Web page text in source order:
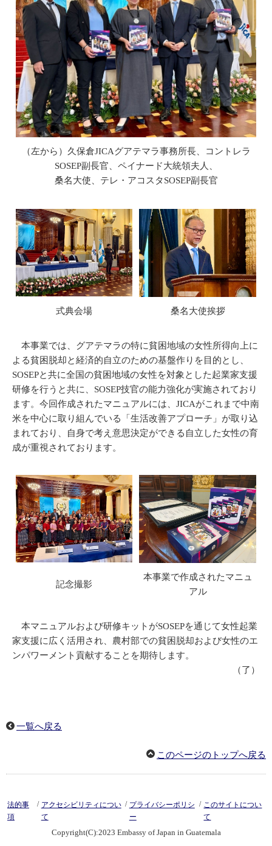
（左から）久保倉JICAグアテマラ事務所長、コントレラ
SOSEP副長官、ペイナード大統領夫人、
桑名大使、テレ・アコスタSOSEP副長官
式典会場 桑名大使挨拶
本事業では、グアテマラの特に貧困地域の女性所得向上に
よる貧困脱却と経済的自立のための基盤作りを目的とし、
SOSEPと共に全国の貧困地域の女性を対象とした起業家支援
研修を行うと共に、SOSEP技官の能力強化が実施されており
ます。今回作成されたマニュアルには、JICAがこれまで中南
米を中心に取り組んでいる「生活改善アプローチ」が取り込
まれており、自身で考え意思決定ができる自立した女性の育
成が重視されております。
記念撮影
本事業で作成されたマニュ
アル
本マニュアルおよび研修キットがSOSEPを通じて女性起業
家支援に広く活用され、農村部での貧困脱却および女性のエ
ンパワーメント貢献することを期待します。
（了）
一覧へ戻る
このページのトップへ戻る
法的事
項
/ アクセシビリティについ
て
/ プライバシーポリシ
ー
/ このサイトについ
て
Copyright(C):2023 Embassy of Japan in Guatemala